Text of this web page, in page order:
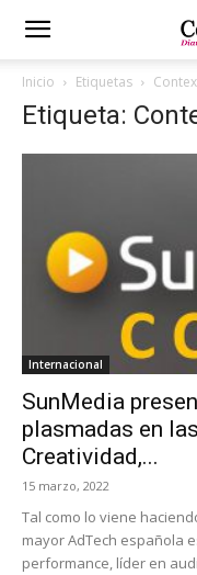
Inicio Etiquetas
Etiqueta:
Internacional
SunMedia
plasmadas en
Creatividad,...
15 marzo, 2022
Tal como lo viene
mayor AdTech española
performance, líder en